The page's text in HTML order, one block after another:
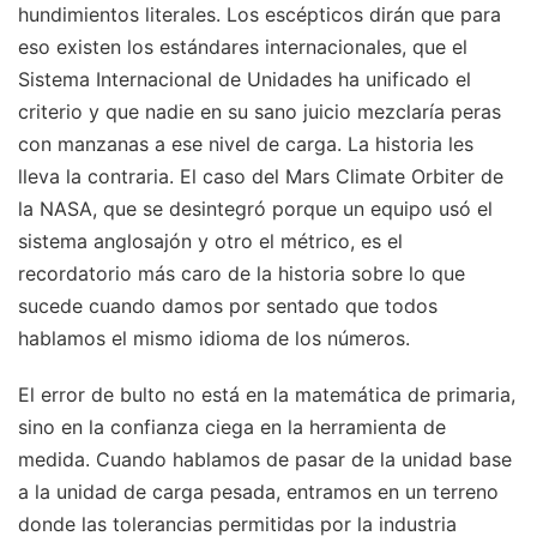
hundimientos literales. Los escépticos dirán que para
eso existen los estándares internacionales, que el
Sistema Internacional de Unidades ha unificado el
criterio y que nadie en su sano juicio mezclaría peras
con manzanas a ese nivel de carga. La historia les
lleva la contraria. El caso del Mars Climate Orbiter de
la NASA, que se desintegró porque un equipo usó el
sistema anglosajón y otro el métrico, es el
recordatorio más caro de la historia sobre lo que
sucede cuando damos por sentado que todos
hablamos el mismo idioma de los números.
El error de bulto no está en la matemática de primaria,
sino en la confianza ciega en la herramienta de
medida. Cuando hablamos de pasar de la unidad base
a la unidad de carga pesada, entramos en un terreno
donde las tolerancias permitidas por la industria